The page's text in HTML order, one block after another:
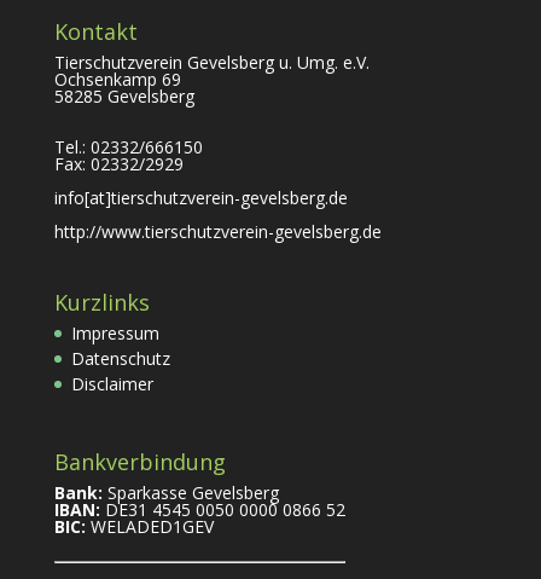
Kontakt
Tierschutzverein Gevelsberg u. Umg. e.V.
Ochsenkamp 69
58285 Gevelsberg
Tel.: 02332/666150
Fax: 02332/2929
info[at]tierschutzverein-gevelsberg.de
http://www.tierschutzverein-gevelsberg.de
Kurzlinks
Impressum
Datenschutz
Disclaimer
Bankverbindung
Bank: Sparkasse Gevelsberg
IBAN: DE31 4545 0050 0000 0866 52
BIC: WELADED1GEV